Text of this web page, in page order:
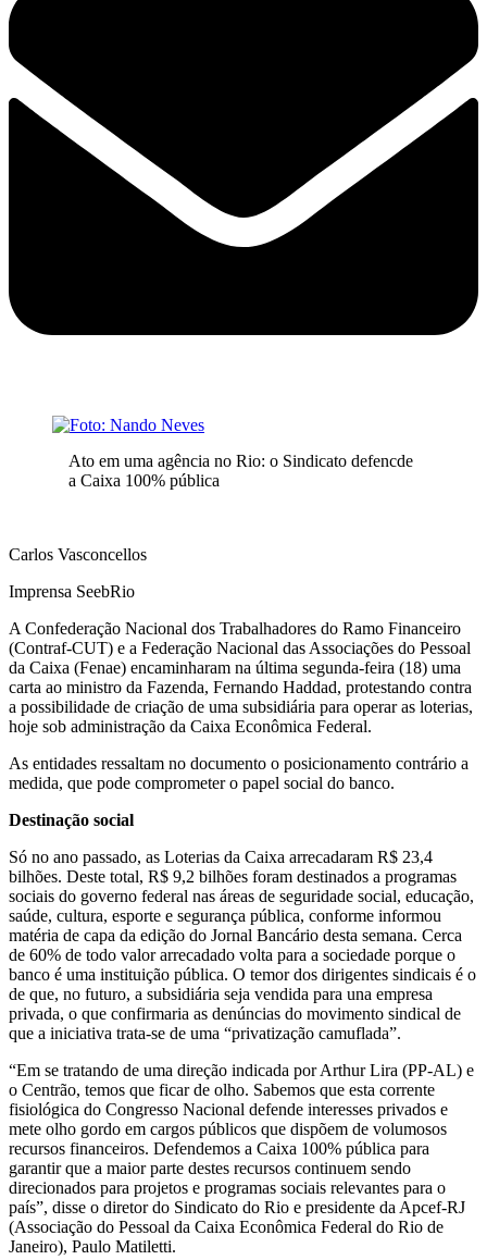
Ato em uma agência no Rio: o Sindicato defencde
a Caixa 100% pública
Carlos Vasconcellos
Imprensa SeebRio
A Confederação Nacional dos Trabalhadores do Ramo Financeiro
(Contraf-CUT) e a Federação Nacional das Associações do Pessoal
da Caixa (Fenae) encaminharam na última segunda-feira (18) uma
carta ao ministro da Fazenda, Fernando Haddad, protestando contra
a possibilidade de criação de uma subsidiária para operar as loterias,
hoje sob administração da Caixa Econômica Federal.
As entidades ressaltam no documento o posicionamento contrário a
medida, que pode comprometer o papel social do banco.
Destinação social
Só no ano passado, as Loterias da Caixa arrecadaram R$ 23,4
bilhões. Deste total, R$ 9,2 bilhões foram destinados a programas
sociais do governo federal nas áreas de seguridade social, educação,
saúde, cultura, esporte e segurança pública, conforme informou
matéria de capa da edição do Jornal Bancário desta semana. Cerca
de 60% de todo valor arrecadado volta para a sociedade porque o
banco é uma instituição pública. O temor dos dirigentes sindicais é o
de que, no futuro, a subsidiária seja vendida para una empresa
privada, o que confirmaria as denúncias do movimento sindical de
que a iniciativa trata-se de uma “privatização camuflada”.
“Em se tratando de uma direção indicada por Arthur Lira (PP-AL) e
o Centrão, temos que ficar de olho. Sabemos que esta corrente
fisiológica do Congresso Nacional defende interesses privados e
mete olho gordo em cargos públicos que dispõem de volumosos
recursos financeiros. Defendemos a Caixa 100% pública para
garantir que a maior parte destes recursos continuem sendo
direcionados para projetos e programas sociais relevantes para o
país”, disse o diretor do Sindicato do Rio e presidente da Apcef-RJ
(Associação do Pessoal da Caixa Econômica Federal do Rio de
Janeiro), Paulo Matiletti.